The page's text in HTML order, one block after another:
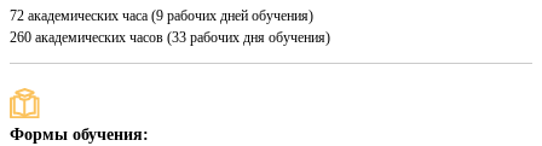
72 академических часа (9 рабочих дней обучения)
260 академических часов (33 рабочих дня обучения)
Формы обучения: